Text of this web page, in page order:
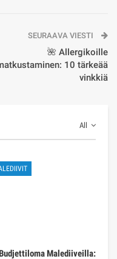
SEURAAVA VIESTI
🌺 Allergikoille
10 tärkeää
vinkkiä
All
Malediiveilla: